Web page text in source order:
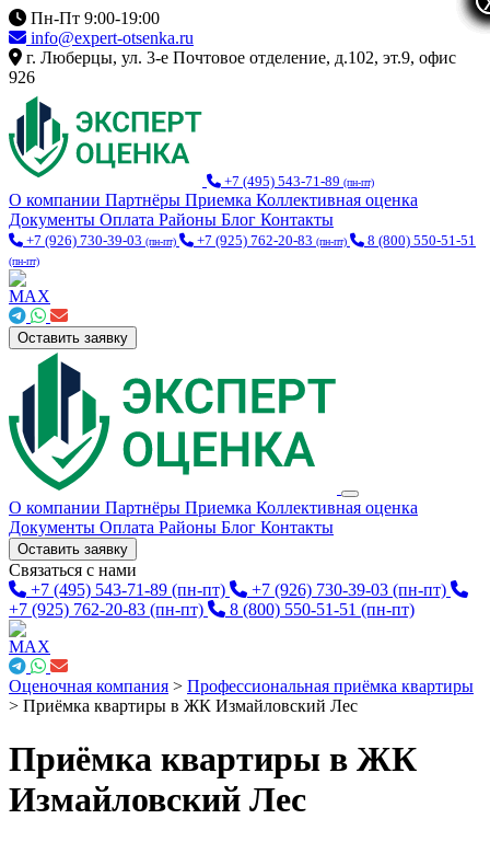
Пн-Пт 9:00-19:00
info@expert-otsenka.ru
г. Люберцы, ул. 3-е Почтовое отделение, д.102, эт.9, офис
926
+7 (495) 543-71-89 (пн-пт)
О компании Партнёры Приемка Коллективная оценка
Документы Оплата Районы Блог Контакты
+7 (926) 730-39-03 (пн-пт) +7 (925) 762-20-83 (пн-пт) 8 (800) 550-51-51
(пн-пт)
Оставить заявку
О компании Партнёры Приемка Коллективная оценка
Документы Оплата Районы Блог Контакты
Оставить заявку
Связаться с нами
+7 (495) 543-71-89 (пн-пт) +7 (926) 730-39-03 (пн-пт)
+7 (925) 762-20-83 (пн-пт) 8 (800) 550-51-51 (пн-пт)
Оценочная компания > Профессиональная приёмка квартиры
> Приёмка квартиры в ЖК Измайловский Лес
Приёмка квартиры в ЖК
Измайловский Лес